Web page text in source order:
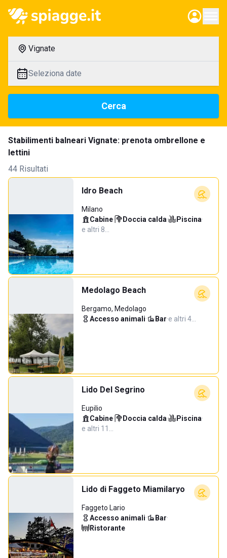
Vignate
Seleziona date
Cerca
Stabilimenti balneari Vignate: prenota ombrellone e
lettini
44 Risultati
Idro Beach
Milano
Cabine· Doccia calda· Piscina·
e altri 8…
Medolago Beach
Bergamo, Medolago
Accesso animali· Bar·e altri 4…
Lido Del Segrino
Eupilio
Cabine· Doccia calda· Piscina·
e altri 11…
Lido di Faggeto Miamilaryo
Faggeto Lario
Accesso animali· Bar·
Ristorante